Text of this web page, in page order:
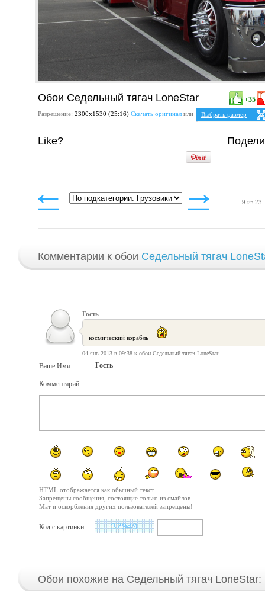
Обои Седельный тягач LoneStar +35
Разрешение: 2300х1530 (25:16) Скачать оригиналили
Выбрать размер
Ваше разрешение:Не
1280x1024
1400x1050
2048x1536
Like?
9 из 23
Комментарии к обои Седельный тягач
Гость
космический корабль
04 янв 2013 в 09:38 к обои Седельный тягач LoneStar
Ваше Имя: Гость
Комментарий:
HTML отображается как обычный текст.
Запрещены сообщения, состоящие только из смайлов.
Мат и оскорбления других пользователей запрещены!
Код с картинки:
Обои похожие на Седельный тягач LoneStar: